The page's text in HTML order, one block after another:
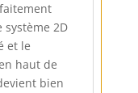
système 2D
et le
haut de
bien